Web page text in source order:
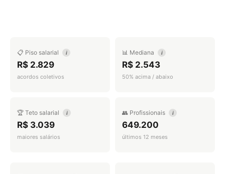
📋 Piso salarial i
R$ 2.829
acordos coletivos
📊 Mediana i
R$ 2.543
50% acima / abaixo
🏆 Teto salarial i
R$ 3.039
maiores salários
👥 Profissionais i
649.200
últimos 12 meses